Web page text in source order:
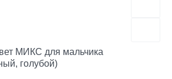
МИКС для мальчика
голубой)